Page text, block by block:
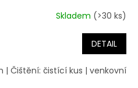
R
M
A
Skladem (>30 ks)
DETAIL
| Čištění: čistící kus | venkovní